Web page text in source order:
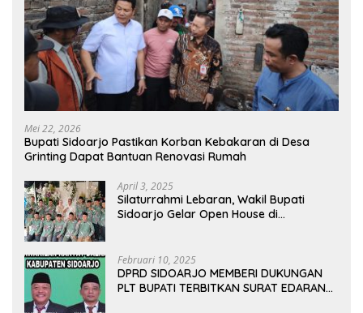
Mei 22, 2026
Bupati Sidoarjo Pastikan Korban Kebakaran di Desa
Grinting Dapat Bantuan Renovasi Rumah
April 3, 2025
Silaturrahmi Lebaran, Wakil Bupati
Sidoarjo Gelar Open House di
Februari 10, 2025
DPRD SIDOARJO MEMBERI DUKUNGAN
PLT BUPATI TERBITKAN SURAT EDARAN